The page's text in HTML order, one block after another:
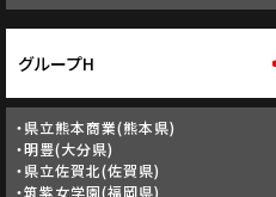
グループH
・県立熊本商業(熊本県)
・明豊(大分県)
・県立佐賀北(佐賀県)
・筑紫女学園(福岡県)